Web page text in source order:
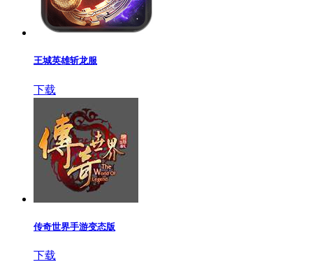
王城英雄斩龙服
下载
传奇世界手游变态版
下载